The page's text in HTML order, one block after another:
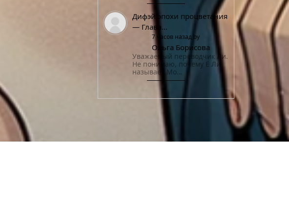
Дифэй эпохи процветания
— Глава…
7 часов назад by
Ольга Борисова
Уважаемый переводчик Ли.
Не понимаю, почему Е Ли
называет Мо…